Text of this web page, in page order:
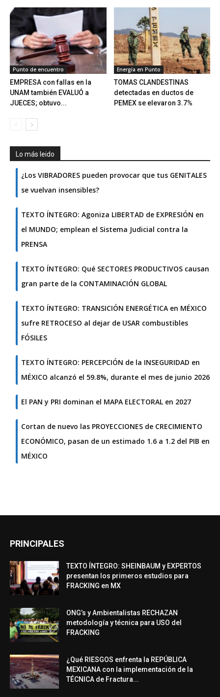
Punto de encuentro
EMPRESA con fallas en la
UNAM también EVALUÓ a
JUECES; obtuvo...
Energía en Punto
TOMAS CLANDESTINAS
detectadas en ductos de
PEMEX se elevaron 3.7%
Lo más leido
¿Los VIBRADORES pueden provocar que tus GENITALES
se vuelvan insensibles?
TEXTO ÍNTEGRO: Agoniza LIBERTAD de EXPRESIÓN en
el MUNDO; emplean el Sistema Judicial contra la
PRENSA
TEXTO ÍNTEGRO: Qué SECTORES PRODUCTIVOS causan
gran parte de la CONTAMINACIÓN GLOBAL
TEXTO ÍNTEGRO: TRANSICIÓN ENERGÉTICA en MÉXICO
sufre RETROCESO al dejar de USAR combustibles
FÓSILES
TEXTO ÍNTEGRO: PERCEPCIÓN de la INSEGURIDAD en
MÉXICO alcanzó el 59.8%, durante el mes de junio 2026
El PAN y PRI dominan el MAPA ELECTORAL en 2027
Cortan de nuevo las PROYECCIONES de CRECIMIENTO
ECONÓMICO, pasan de un estimado 1.6 a 1.2 del PIB en
MÉXICO
PRINCIPALES
TEXTO ÍNTEGRO: SHEINBAUM y EXPERTOS
presentan los primeros estudios para
FRACKING en MX
ONG’s y Ambientalistas RECHAZAN
metodología y técnica para USO del
FRACKING
¿Qué RIESGOS enfrenta la REPÚBLICA
MEXICANA con la implementación de la
TÉCNICA de Fractura...